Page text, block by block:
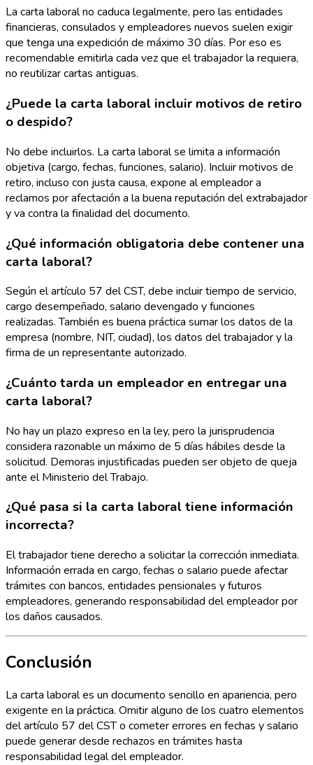
La carta laboral no caduca legalmente, pero las entidades
financieras, consulados y empleadores nuevos suelen exigir
que tenga una expedición de máximo 30 días. Por eso es
recomendable emitirla cada vez que el trabajador la requiera,
no reutilizar cartas antiguas.
¿Puede la carta laboral incluir motivos de retiro
o despido?
No debe incluirlos. La carta laboral se limita a información
objetiva (cargo, fechas, funciones, salario). Incluir motivos de
retiro, incluso con justa causa, expone al empleador a
reclamos por afectación a la buena reputación del extrabajador
y va contra la finalidad del documento.
¿Qué información obligatoria debe contener una
carta laboral?
Según el artículo 57 del CST, debe incluir tiempo de servicio,
cargo desempeñado, salario devengado y funciones
realizadas. También es buena práctica sumar los datos de la
empresa (nombre, NIT, ciudad), los datos del trabajador y la
firma de un representante autorizado.
¿Cuánto tarda un empleador en entregar una
carta laboral?
No hay un plazo expreso en la ley, pero la jurisprudencia
considera razonable un máximo de 5 días hábiles desde la
solicitud. Demoras injustificadas pueden ser objeto de queja
ante el Ministerio del Trabajo.
¿Qué pasa si la carta laboral tiene información
incorrecta?
El trabajador tiene derecho a solicitar la corrección inmediata.
Información errada en cargo, fechas o salario puede afectar
trámites con bancos, entidades pensionales y futuros
empleadores, generando responsabilidad del empleador por
los daños causados.
Conclusión
La carta laboral es un documento sencillo en apariencia, pero
exigente en la práctica. Omitir alguno de los cuatro elementos
del artículo 57 del CST o cometer errores en fechas y salario
puede generar desde rechazos en trámites hasta
responsabilidad legal del empleador.